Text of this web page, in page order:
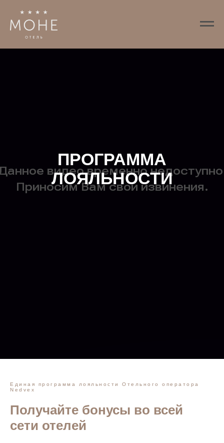
ПРОГРАММА
ЛОЯЛЬНОСТИ
Единая программа лояльности Отельного оператора
Nedvex
Получайте бонусы во всей
сети отелей